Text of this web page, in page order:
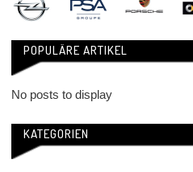
POPULÄRE ARTIKEL
No posts to display
KATEGORIEN